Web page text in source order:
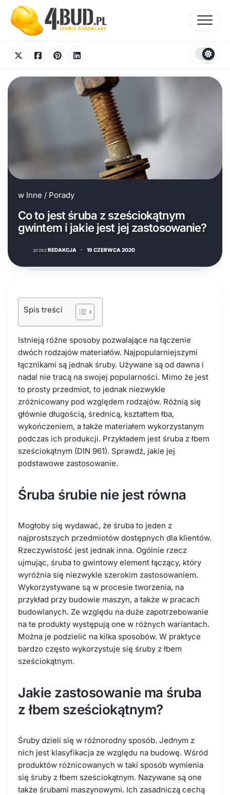
content
w Inne / Porady
Co to jest śruba z sześciokątnym
gwintem i jakie jest jej zastosowanie?
przezREDAKCJA · 19 CZERWCA 2020
Spis treści
Istnieją różne sposoby pozwalające na łączenie
dwóch rodzajów materiałów. Najpopularniejszymi
łącznikami są jednak śruby. Używane są od dawna i
nadal nie tracą na swojej popularności. Mimo że jest
to prosty przedmiot, to jednak niezwykle
zróżnicowany pod względem rodzajów. Różnią się
głównie długością, średnicą, kształtem łba,
wykończeniem, a także materiałem wykorzystanym
podczas ich produkcji. Przykładem jest śruba z łbem
sześciokątnym (DIN 961). Sprawdź, jakie jej
podstawowe zastosowanie.
Śruba śrubie nie jest równa
Mogłoby się wydawać, że śruba to jeden z
najprostszych przedmiotów dostępnych dla klientów.
Rzeczywistość jest jednak inna. Ogólnie rzecz
ujmując, śruba to gwintowy element łączący, który
wyróżnia się niezwykle szerokim zastosowaniem.
Wykorzystywane są w procesie tworzenia, na
przykład przy budowie maszyn, a także w pracach
budowlanych. Ze względu na duże zapotrzebowanie
na te produkty występują one w różnych wariantach.
Można je podzielić na kilka sposobów. W praktyce
bardzo często wykorzystuje się śruby z łbem
sześciokątnym.
Jakie zastosowanie ma śruba
z łbem sześciokątnym?
Śruby dzieli się w różnorodny sposób. Jednym z
nich jest klasyfikacja ze względu na budowę. Wśród
produktów różnicowanych w taki sposób wymienia
się śruby z łbem sześciokątnym. Nazywane są one
także śrubami maszynowymi. Ich zasadniczą cechą